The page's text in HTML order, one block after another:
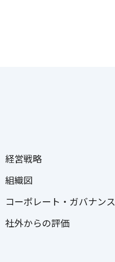
経営戦略
組織図
コーポレート・ガバナンス
社外からの評価